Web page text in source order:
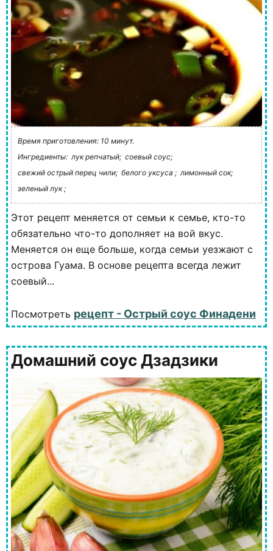
Время приготовления: 10 минут.
Ингредиенты: лук репчатый; соевый соус;
свежий острый перец чили; белого уксуса ; лимонный сок;
зеленый лук ;
Этот рецепт меняется от семьи к семье, кто-то
обязательно что-то дополняет на вой вкус.
Меняется он еще больше, когда семьи уезжают с
острова Гуама. В основе рецепта всегда лежит
соевый...
Посмотреть рецепт - Острый соус Финадени
Домашний соус Дзадзики